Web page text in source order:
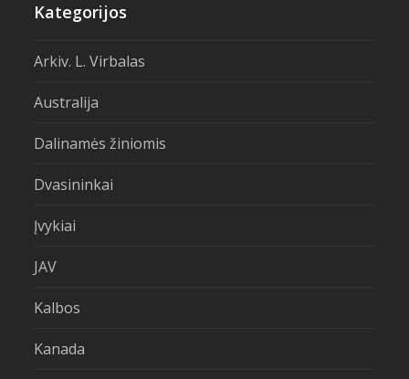
Kategorijos
Arkiv. L. Virbalas
Australija
Dalinamės žiniomis
Dvasininkai
Įvykiai
JAV
Kalbos
Kanada